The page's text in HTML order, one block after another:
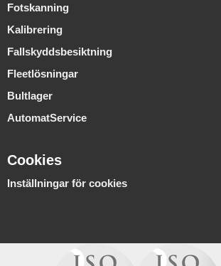
Fotskanning
Kalibrering
Fallskyddsbesiktning
Fleetlösningar
Bultlager
AutomatService
Cookies
Inställningar för cookies